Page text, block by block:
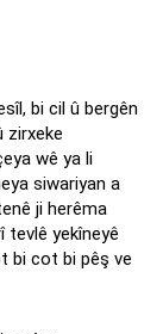
bi cil û bergên
zirxeke
wê ya li
siwariyan a
ji herêma
tevlê yekîneyê
bi cot bi pêş ve